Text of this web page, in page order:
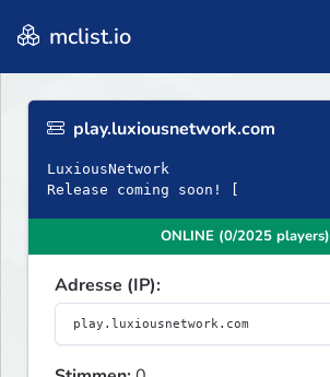
mclist.io
play.luxiousnetwork.com
LuxiousNetwork
Release coming soon! [
ONLINE (0/2025 players)
Adresse (IP):